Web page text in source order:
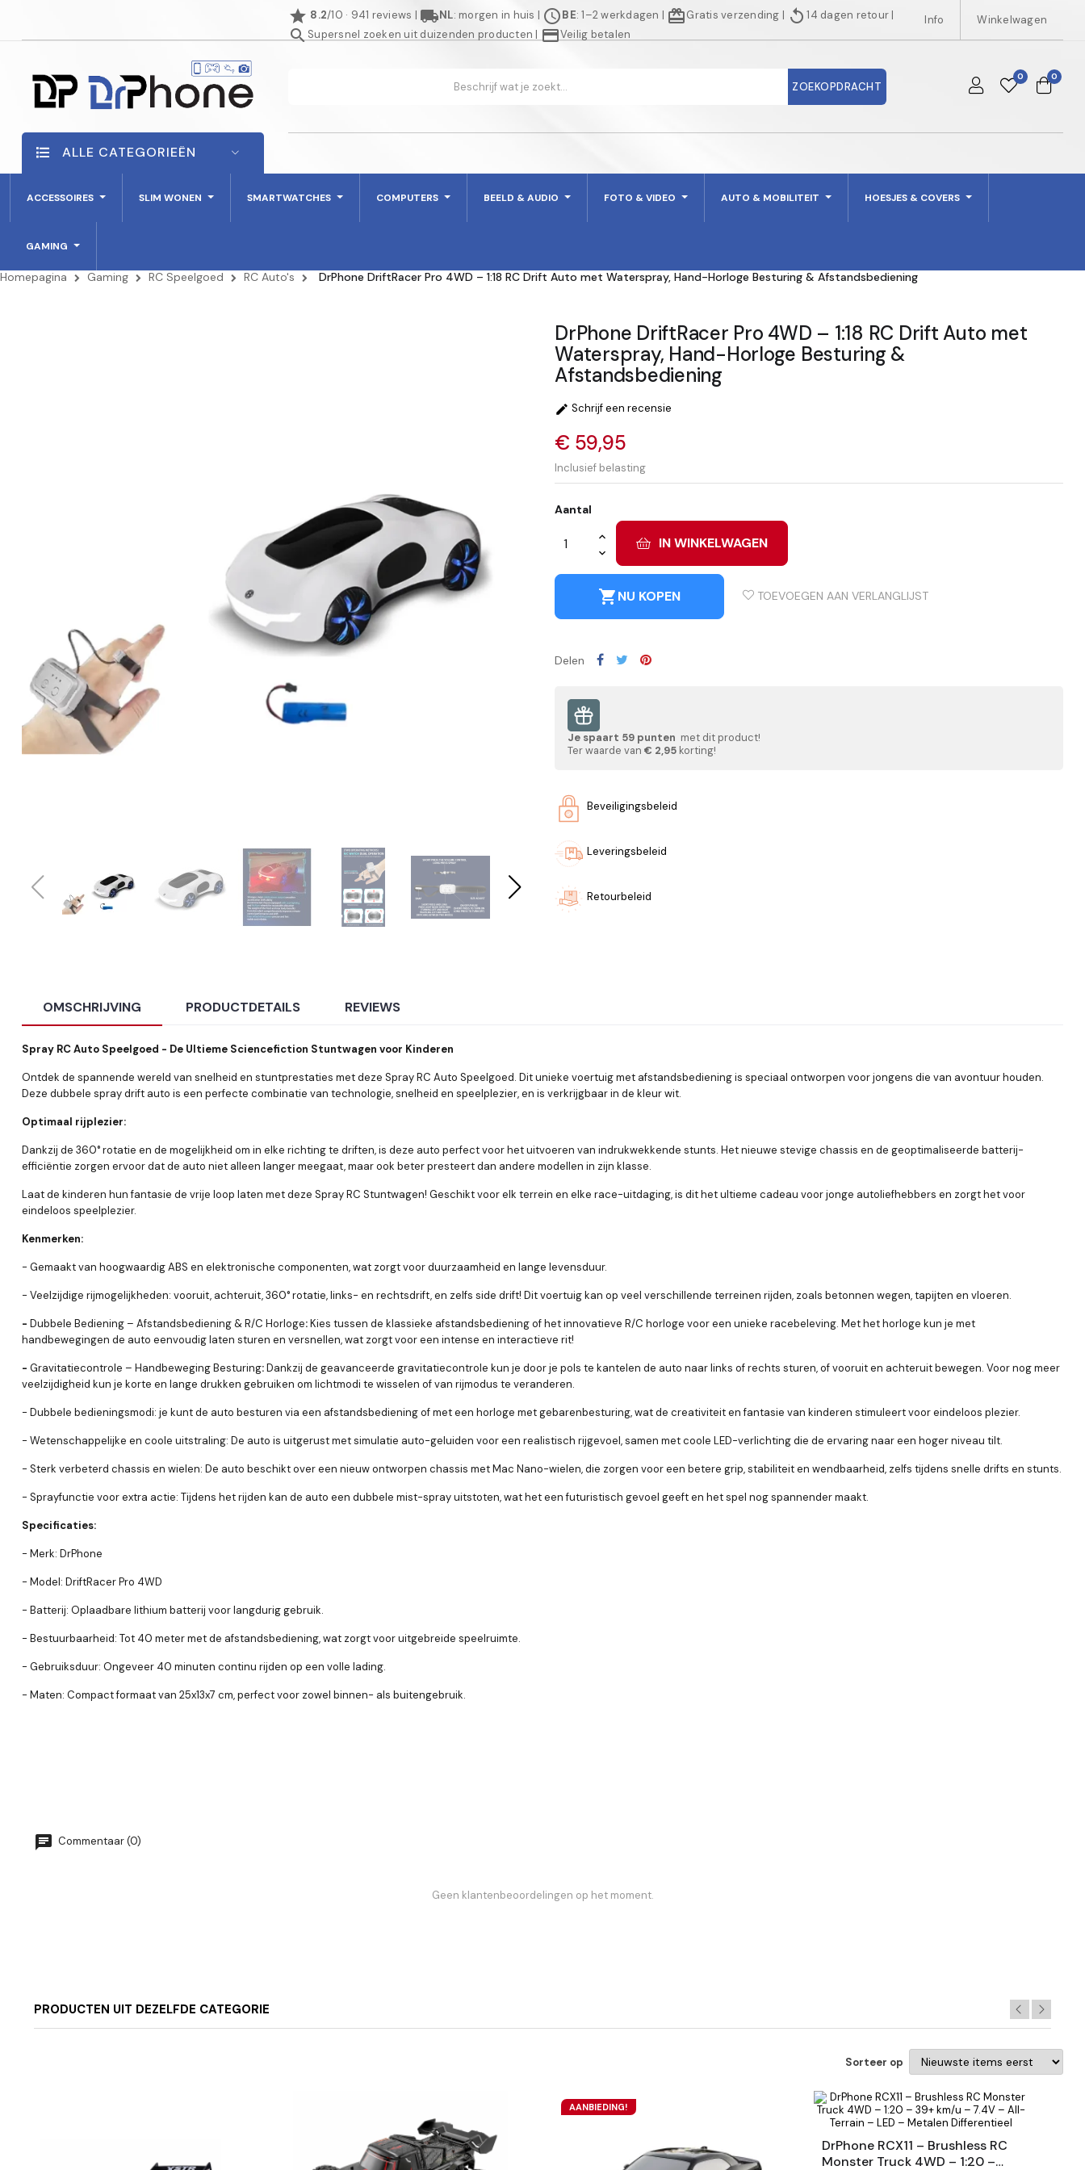
star 8.2/10 · 941 reviews | local_shippingNL: morgen in huis | scheduleBE: 1–2 werkdagen | redeemGratis verzending | replay14 dagen retour |
searchSupersnel zoeken uit duizenden producten | credit_cardVeilig betalen
Info Winkelwagen
ZOEKOPDRACHT
0 0
ALLE CATEGORIEËN
ACCESSOIRES SLIM WONEN SMARTWATCHES COMPUTERS BEELD & AUDIO FOTO & VIDEO AUTO & MOBILITEIT HOESJES & COVERS
GAMING
Homepagina Gaming RC Speelgoed RC Auto's DrPhone DriftRacer Pro 4WD – 1:18 RC Drift Auto met Waterspray, Hand-Horloge Besturing & Afstandsbediening
DrPhone DriftRacer Pro 4WD – 1:18 RC Drift Auto met
Waterspray, Hand-Horloge Besturing &
Afstandsbediening
 Schrijf een recensie
€ 59,95
Inclusief belasting
Aantal
IN WINKELWAGEN
shopping_cartNU KOPEN TOEVOEGEN AAN VERLANGLIJST
Delen
Je spaart 59 punten met dit product!
Ter waarde van € 2,95 korting!
Beveiligingsbeleid
Leveringsbeleid
Retourbeleid
OMSCHRIJVING PRODUCTDETAILS REVIEWS
Spray RC Auto Speelgoed - De Ultieme Sciencefiction Stuntwagen voor Kinderen
Ontdek de spannende wereld van snelheid en stuntprestaties met deze Spray RC Auto Speelgoed. Dit unieke voertuig met afstandsbediening is speciaal ontworpen voor jongens die van avontuur houden.
Deze dubbele spray drift auto is een perfecte combinatie van technologie, snelheid en speelplezier, en is verkrijgbaar in de kleur wit.
Optimaal rijplezier:
Dankzij de 360° rotatie en de mogelijkheid om in elke richting te driften, is deze auto perfect voor het uitvoeren van indrukwekkende stunts. Het nieuwe stevige chassis en de geoptimaliseerde batterij-
efficiëntie zorgen ervoor dat de auto niet alleen langer meegaat, maar ook beter presteert dan andere modellen in zijn klasse.
Laat de kinderen hun fantasie de vrije loop laten met deze Spray RC Stuntwagen! Geschikt voor elk terrein en elke race-uitdaging, is dit het ultieme cadeau voor jonge autoliefhebbers en zorgt het voor
eindeloos speelplezier.
Kenmerken:
- Gemaakt van hoogwaardig ABS en elektronische componenten, wat zorgt voor duurzaamheid en lange levensduur.
- Veelzijdige rijmogelijkheden: vooruit, achteruit, 360° rotatie, links- en rechtsdrift, en zelfs side drift! Dit voertuig kan op veel verschillende terreinen rijden, zoals betonnen wegen, tapijten en vloeren.
- Dubbele Bediening – Afstandsbediening & R/C Horloge:Kies tussen de klassieke afstandsbediening of het innovatieve R/C horloge voor een unieke racebeleving. Met het horloge kun je met
handbewegingen de auto eenvoudig laten sturen en versnellen, wat zorgt voor een intense en interactieve rit!
- Gravitatiecontrole – Handbeweging Besturing:Dankzij de geavanceerde gravitatiecontrole kun je door je pols te kantelen de auto naar links of rechts sturen, of vooruit en achteruit bewegen. Voor nog meer
veelzijdigheid kun je korte en lange drukken gebruiken om lichtmodi te wisselen of van rijmodus te veranderen.
- Dubbele bedieningsmodi: je kunt de auto besturen via een afstandsbediening of met een horloge met gebarenbesturing, wat de creativiteit en fantasie van kinderen stimuleert voor eindeloos plezier.
- Wetenschappelijke en coole uitstraling: De auto is uitgerust met simulatie auto-geluiden voor een realistisch rijgevoel, samen met coole LED-verlichting die de ervaring naar een hoger niveau tilt.
- Sterk verbeterd chassis en wielen: De auto beschikt over een nieuw ontworpen chassis met Mac Nano-wielen, die zorgen voor een betere grip, stabiliteit en wendbaarheid, zelfs tijdens snelle drifts en stunts.
- Sprayfunctie voor extra actie: Tijdens het rijden kan de auto een dubbele mist-spray uitstoten, wat het een futuristisch gevoel geeft en het spel nog spannender maakt.
Specificaties:
- Merk: DrPhone
- Model: DriftRacer Pro 4WD
- Batterij: Oplaadbare lithium batterij voor langdurig gebruik.
- Bestuurbaarheid: Tot 40 meter met de afstandsbediening, wat zorgt voor uitgebreide speelruimte.
- Gebruiksduur: Ongeveer 40 minuten continu rijden op een volle lading.
- Maten: Compact formaat van 25x13x7 cm, perfect voor zowel binnen- als buitengebruik.
Commentaar (0)
Geen klantenbeoordelingen op het moment.
PRODUCTEN UIT DEZELFDE CATEGORIE
Sorteer op
AANBIEDING!
DrPhone RCX11 – Brushless RC
Monster Truck 4WD – 1:20 –